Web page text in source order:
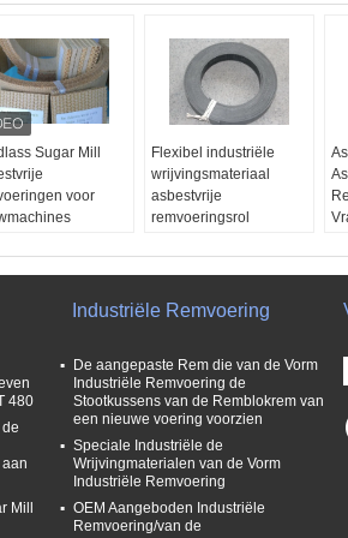
Sugar Mill
voor
- Jawel.
Flexibel industriële
wrijvingsmateriaal
asbestvrije
remvoeringsrol
Toepassingen:
lichte voertuigen
Olieweerstand:
Uitstekend.
480
Mill
Industriële Remvoering
De aangepaste Rem die van de Vorm
Industriële Remvoering de
Stootkussens van de Remblokrem van
een nieuwe voering voorzien
Speciale Industriële de
Wrijvingmaterialen van de Vorm
Industriële Remvoering
OEM Aangeboden Industriële
Remvoering/van de